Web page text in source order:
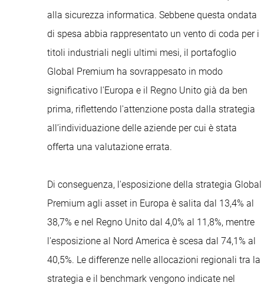
alla sicurezza informatica. Sebbene questa ondata
di spesa abbia rappresentato un vento di coda per i
titoli industriali negli ultimi mesi, il portafoglio
Global Premium ha sovrappesato in modo
significativo l'Europa e il Regno Unito già da ben
prima, riflettendo l'attenzione posta dalla strategia
all’individuazione delle aziende per cui è stata
offerta una valutazione errata.
Di conseguenza, l'esposizione della strategia Global
Premium agli asset in Europa è salita dal 13,4% al
38,7% e nel Regno Unito dal 4,0% al 11,8%, mentre
l'esposizione al Nord America è scesa dal 74,1% al
40,5%. Le differenze nelle allocazioni regionali tra la
strategia e il benchmark vengono indicate nel